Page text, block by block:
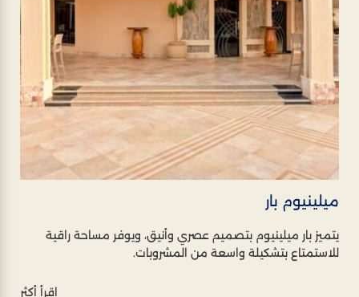
ميلينيوم بار
يتميز بار ميلينيوم بتصميم عصري وأنيق، ويوفر مساحة راقية
للاستمتاع بتشكيلة واسعة من المشروبات.
اقرأ أكثر